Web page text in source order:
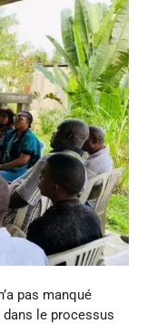
pas manqué
dans le processus